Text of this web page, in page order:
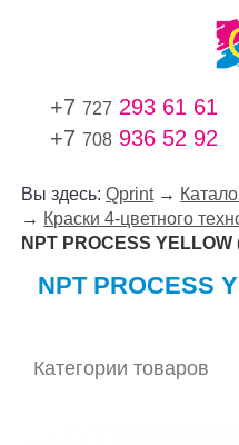
+7 727 293 61 61
+7 708 936 52 92
Вы здесь:Qprint→
→ Краски 4-цветного
NPT PROCESS
NPT PROCESS
Категории товаров